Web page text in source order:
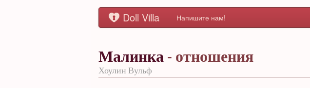
Doll Villa Напишите нам!
Малинка - отношения
Хоулин Вульф